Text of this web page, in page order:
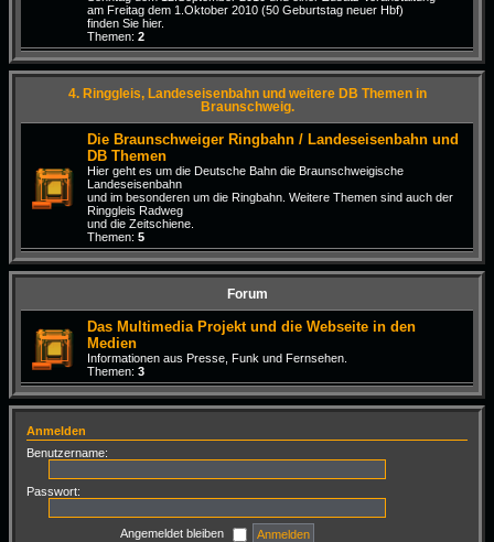
am Freitag dem 1.Oktober 2010 (50 Geburtstag neuer Hbf)
finden Sie hier.
Themen: 2
4. Ringgleis, Landeseisenbahn und weitere DB Themen in
Braunschweig.
Die Braunschweiger Ringbahn / Landeseisenbahn und
DB Themen
Hier geht es um die Deutsche Bahn die Braunschweigische
Landeseisenbahn
und im besonderen um die Ringbahn. Weitere Themen sind auch der
Ringgleis Radweg
und die Zeitschiene.
Themen: 5
Forum
Das Multimedia Projekt und die Webseite in den
Medien
Informationen aus Presse, Funk und Fernsehen.
Themen: 3
Anmelden
Benutzername:
Passwort:
Angemeldet bleiben